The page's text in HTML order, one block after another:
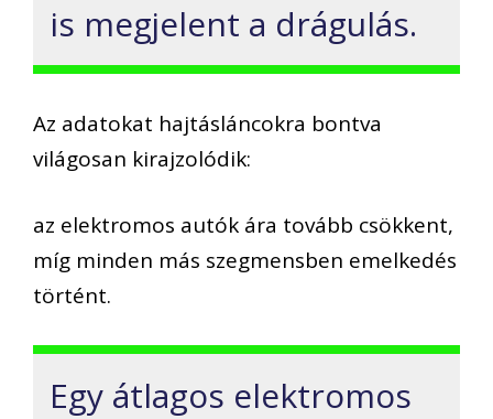
is megjelent a drágulás.
Az adatokat hajtásláncokra bontva
világosan kirajzolódik:
az elektromos autók ára tovább csökkent,
míg minden más szegmensben emelkedés
történt.
Egy átlagos elektromos